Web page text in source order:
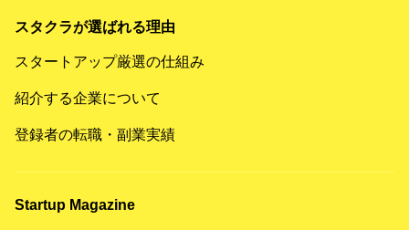
スタクラが選ばれる理由
スタートアップ厳選の仕組み
紹介する企業について
登録者の転職・副業実績
Startup Magazine